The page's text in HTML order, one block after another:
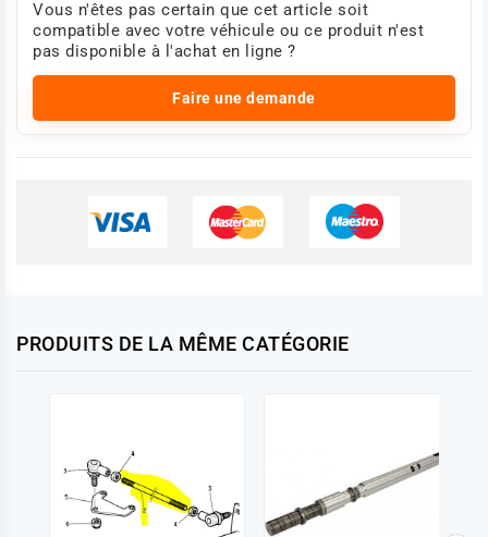
Vous n'êtes pas certain que cet article soit
compatible avec votre véhicule ou ce produit n'est
pas disponible à l'achat en ligne ?
Faire une demande
PRODUITS DE LA MÊME CATÉGORIE